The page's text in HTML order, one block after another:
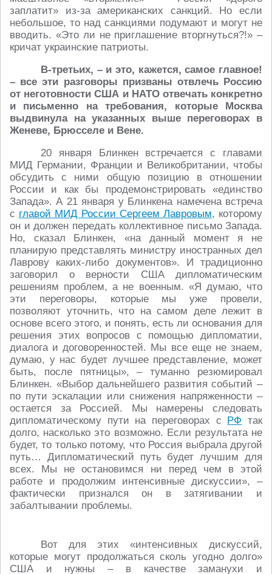
заплатит» из-за американских санкций. Но если
небольшое, то над санкциями подумают и могут не
вводить. «Это ли не приглашение вторгнуться?!» –
кричат украинские патриоты.
В-третьих, – и это, кажется, самое главное!
– все эти разговоры призваны отвлечь Россию
от неготовности США и НАТО отвечать конкретно
и письменно на требования, которые Москва
выдвинула на указанных выше переговорах в
Женеве, Брюсселе и Вене.
20 января Блинкен встречается с главами
МИД Германии, Франции и Великобритании, чтобы
обсудить с ними общую позицию в отношении
России и как бы продемонстрировать «единство
Запада». А 21 января у Блинкена намечена встреча
с главой МИД России Сергеем Лавровым, которому
он и должен передать коллективное письмо Запада.
Но, сказал Блинкен, «на данный момент я не
планирую представлять министру иностранных дел
Лаврову каких-либо документов». И традиционно
заговорил о верности США дипломатическим
решениям проблем, а не военным. «Я думаю, что
эти переговоры, которые мы уже провели,
позволяют уточнить, что на самом деле лежит в
основе всего этого, и понять, есть ли основания для
решения этих вопросов с помощью дипломатии,
диалога и договоренностей. Мы все еще не знаем,
думаю, у нас будет лучшее представление, может
быть, после пятницы», – туманно резюмировал
Блинкен. «Выбор дальнейшего развития событий –
по пути эскалации или снижения напряженности –
остается за Россией. Мы намерены следовать
дипломатическому пути на переговорах с РФ так
долго, насколько это возможно. Если результата не
будет, то только потому, что Россия выбрала другой
путь… Дипломатический путь будет лучшим для
всех. Мы не остановимся ни перед чем в этой
работе и продолжим интенсивные дискуссии», –
фактически признался он в затягивании и
забалтывании проблемы.
Вот для этих «интенсивных дискуссий,
которые могут продолжаться сколь угодно долго»
США и нужны – в качестве заманухи и